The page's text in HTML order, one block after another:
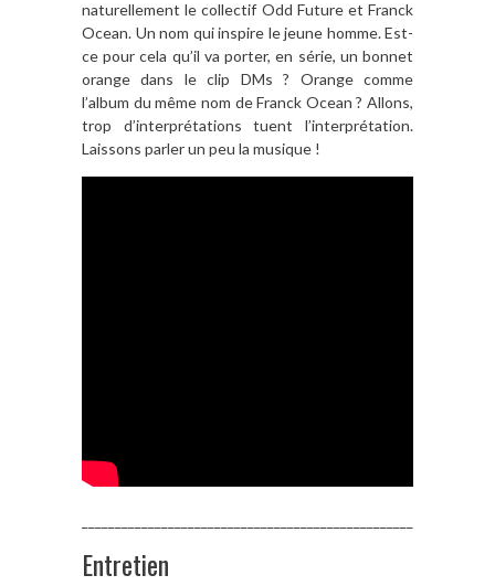
naturellement le collectif Odd Future et Franck
Ocean. Un nom qui inspire le jeune homme. Est-
ce pour cela qu’il va porter, en série, un bonnet
orange dans le clip DMs ? Orange comme
l’album du même nom de Franck Ocean ? Allons,
trop d’interprétations tuent l’interprétation.
Laissons parler un peu la musique !
Entretien